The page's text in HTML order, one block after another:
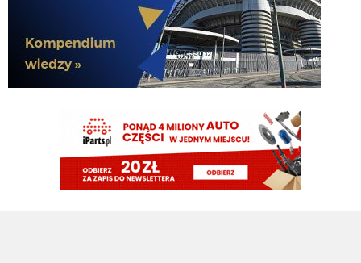
37 latek najlepszy na boisku....
Claudio 08.08.2026 22:00
https://www.flashscore.pl/mecz/pilka-nozna/psv-M9UEHJWi/sittard-
YH8HX5iP/szczegoly/sklady/?mid=UHdsRvC7
08.08.2026 21:34
Chłop ma 37 lat jedyne co może urwać to nife albo ahillesa